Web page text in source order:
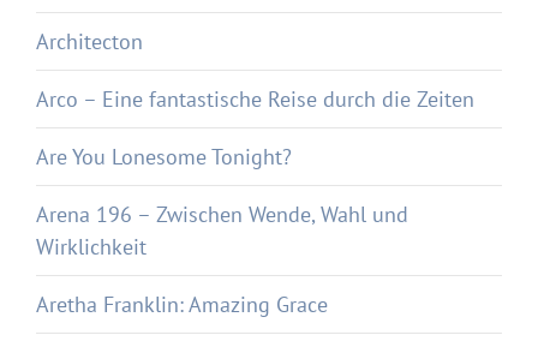
Architecton
Arco – Eine fantastische Reise durch die Zeiten
Are You Lonesome Tonight?
Arena 196 – Zwischen Wende, Wahl und
Wirklichkeit
Aretha Franklin: Amazing Grace